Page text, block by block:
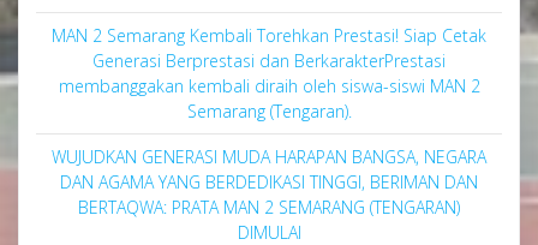
MAN 2 Semarang Kembali Torehkan Prestasi! Siap Cetak
Generasi Berprestasi dan BerkarakterPrestasi
membanggakan kembali diraih oleh siswa-siswi MAN 2
Semarang (Tengaran).
WUJUDKAN GENERASI MUDA HARAPAN BANGSA, NEGARA
DAN AGAMA YANG BERDEDIKASI TINGGI, BERIMAN DAN
BERTAQWA: PRATA MAN 2 SEMARANG (TENGARAN)
DIMULAI